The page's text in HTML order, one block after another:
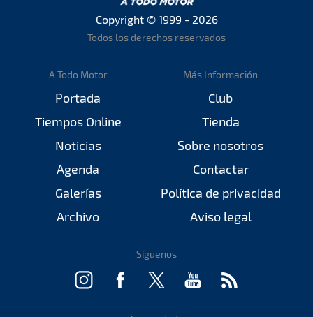
Copyright © 1999 - 2026
Todos los derechos reservados
A Todo Motor
Portada
Tiempos Online
Noticias
Agenda
Galerías
Archivo
Más Información
Club
Tienda
Sobre nosotros
Contactar
Política de privacidad
Aviso legal
Síguenos